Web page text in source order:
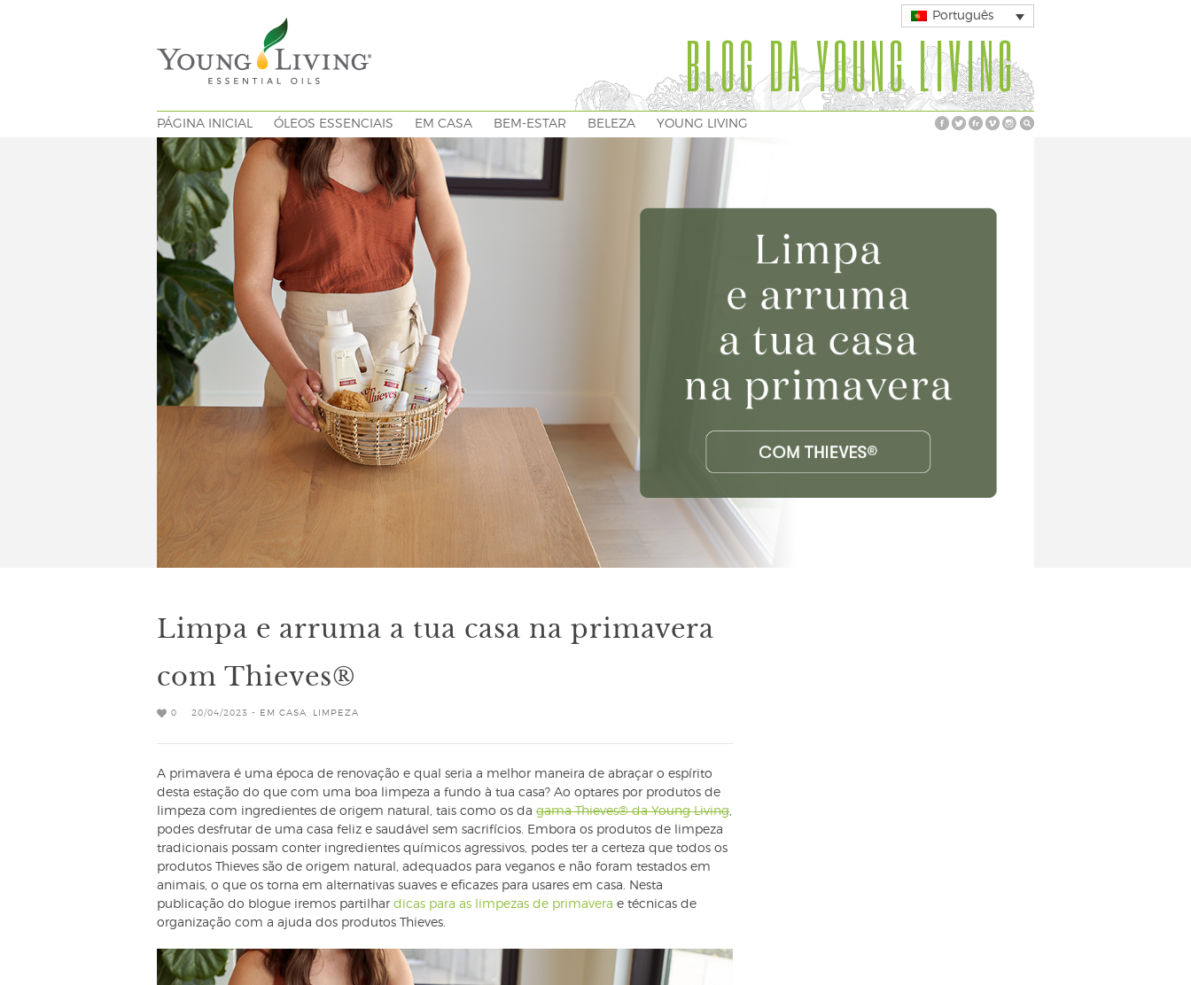
Português
BLOG DA YOUNG LIVING
PÁGINA INICIAL ÓLEOS ESSENCIAIS EM CASA BEM-ESTAR BELEZA YOUNG LIVING
Limpa e arruma a tua casa na primavera
com Thieves®
0 20/04/2023 - EM CASA LIMPEZA
A primavera é uma época de renovação e qual seria a melhor maneira de abraçar o espírito
desta estação do que com uma boa limpeza a fundo à tua casa? Ao optares por produtos de
limpeza com ingredientes de origem natural, tais como os da gama Thieves® da Young Living
podes desfrutar de uma casa feliz e saudável sem sacrifícios. Embora os produtos de limpeza
tradicionais possam conter ingredientes químicos agressivos, podes ter a certeza que todos os
produtos Thieves são de origem natural, adequados para veganos e não foram testados em
animais, o que os torna em alternativas suaves e eficazes para usares em casa. Nesta
publicação do blogue iremos partilhar dicas para as limpezas de primavera e técnicas de
organização com a ajuda dos produtos Thieves.